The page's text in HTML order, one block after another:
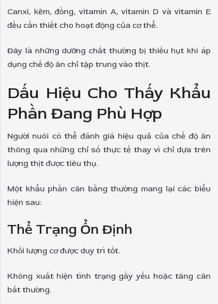
Canxi, kẽm, đồng, vitamin A, vitamin D và vitamin E
đều cần thiết cho hoạt động của cơ thể.
Đây là những dưỡng chất thường bị thiếu hụt khi áp
dụng chế độ ăn chỉ tập trung vào thịt.
Dấu Hiệu Cho Thấy Khẩu
Phần Đang Phù Hợp
Người nuôi có thể đánh giá hiệu quả của chế độ ăn
thông qua những chỉ số thực tế thay vì chỉ dựa trên
lượng thịt được tiêu thụ.
Một khẩu phần cân bằng thường mang lại các biểu
hiện sau:
Thể Trạng Ổn Định
Khối lượng cơ được duy trì tốt.
Không xuất hiện tình trạng gầy yếu hoặc tăng cân
bất thường.